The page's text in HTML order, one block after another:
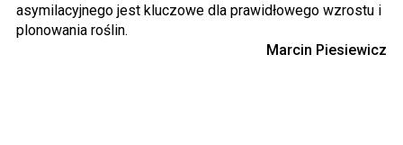
asymilacyjnego jest kluczowe dla prawidłowego wzrostu i
plonowania roślin.
Marcin Piesiewicz